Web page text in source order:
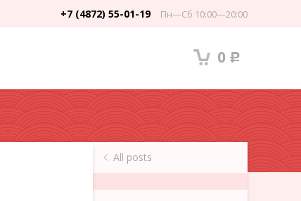
+7 (4872) 55-01-19 Пн—Сб 10:00—20:00
0 Р
All posts